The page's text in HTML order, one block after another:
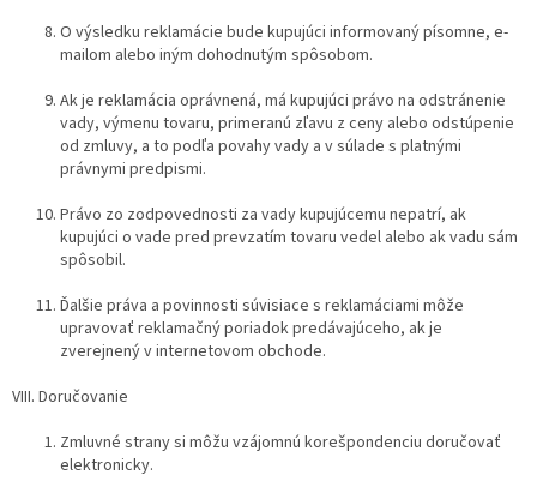
O výsledku reklamácie bude kupujúci informovaný písomne, e-
mailom alebo iným dohodnutým spôsobom.
Ak je reklamácia oprávnená, má kupujúci právo na odstránenie
vady, výmenu tovaru, primeranú zľavu z ceny alebo odstúpenie
od zmluvy, a to podľa povahy vady a v súlade s platnými
právnymi predpismi.
Právo zo zodpovednosti za vady kupujúcemu nepatrí, ak
kupujúci o vade pred prevzatím tovaru vedel alebo ak vadu sám
spôsobil.
Ďalšie práva a povinnosti súvisiace s reklamáciami môže
upravovať reklamačný poriadok predávajúceho, ak je
zverejnený v internetovom obchode.
VIII. Doručovanie
Zmluvné strany si môžu vzájomnú korešpondenciu doručovať
elektronicky.